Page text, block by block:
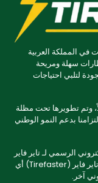
في المملكة العربية
سهلة ومريحة
لتلبي احتياجات
إدارتاً وتشغيلاً، وتم تطويرها تحت مظلة
2030، مما يعكس التزامنا بدعم النمو الوطني
الرسمي لـ تاير فاير
(Tirefaster): info@tirefaster.com ولا تتحمل تاير فاير (Tirefaster) أي
آخر.